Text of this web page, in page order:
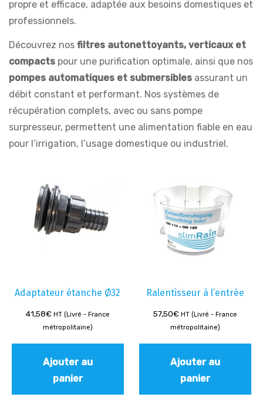
propre et efficace, adaptée aux besoins domestiques et
professionnels.
Découvrez nos filtres autonettoyants, verticaux et
compacts pour une purification optimale, ainsi que nos
pompes automatiques et submersibles assurant un
débit constant et performant. Nos systèmes de
récupération complets, avec ou sans pompe
surpresseur, permettent une alimentation fiable en eau
pour l’irrigation, l’usage domestique ou industriel.
Adaptateur étanche Ø32
41,58€ HT (Livré - France
métropolitaine)
Ajouter au
panier
Ralentisseur à l’entrée
57,50€ HT (Livré - France
métropolitaine)
Ajouter au
panier